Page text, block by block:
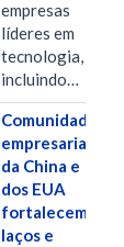
empresas
líderes em
tecnologia,
incluindo…
Comunidades
empresariais
da China e
dos EUA
fortalecem
laços e